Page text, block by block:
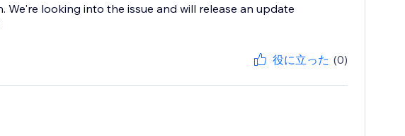
looking into the issue and will release an update
役に立った (0)